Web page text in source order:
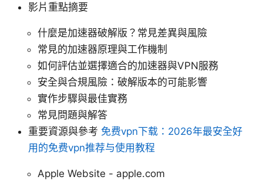
影片重點摘要
什麼是加速器破解版？常見差異與風險
常見的加速器原理與工作機制
如何評估並選擇適合的加速器與VPN服務
安全與合規風險：破解版本的可能影響
實作步驟與最佳實務
常見問題與解答
重要資源與參考 免费vpn下载：2026年最安全好
用的免费vpn推荐与使用教程
Apple Website - apple.com